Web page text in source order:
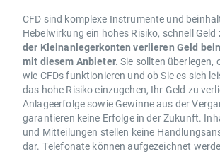
CFD sind komplexe Instrumente und
Hebelwirkung ein hohes Risiko, schnell Geld
der Kleinanlegerkonten verlieren Geld
mit diesem Anbieter. Sie sollten überlegen,
wie CFDs funktionieren und ob Sie es sich
das hohe Risiko einzugehen, Ihr Geld zu
Anlageerfolge sowie Gewinne aus der
garantieren keine Erfolge in der Zukunft.
und Mitteilungen stellen keine
dar. Telefonate können aufgezeichnet